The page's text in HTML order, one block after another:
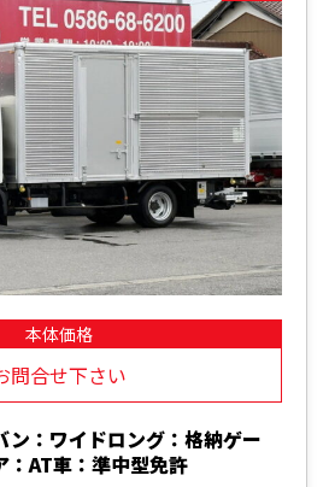
本体価格
問合せ下さい
ン：ワイドロング：格納ゲー
：AT車：準中型免許